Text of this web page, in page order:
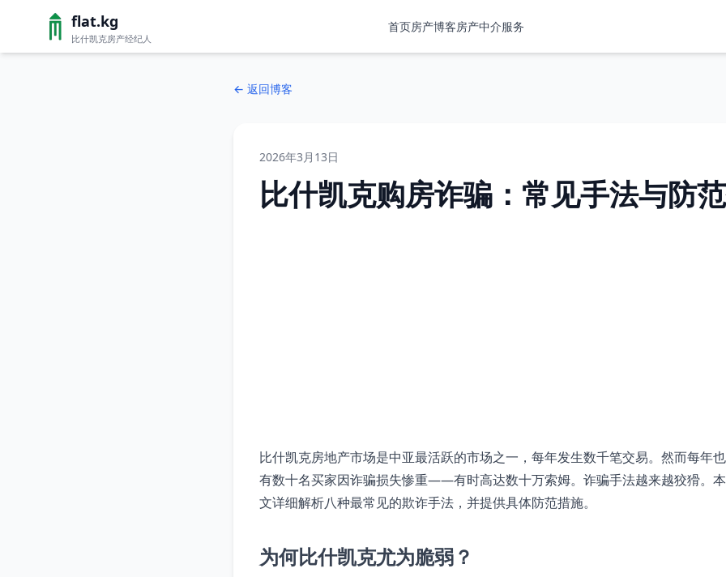
flat.kg
比什凯克房产经纪人
首页房产博客房产中介服务
← 返回博客
2026年3月13日
比什凯克购房诈骗：常见手法与防
比什凯克房地产市场是中亚最活跃的市场之一，每年发生数千笔交易。然而每年也
有数十名买家因诈骗损失惨重——有时高达数十万索姆。诈骗手法越来越狡猾。本
文详细解析八种最常见的欺诈手法，并提供具体防范措施。
为何比什凯克尤为脆弱？